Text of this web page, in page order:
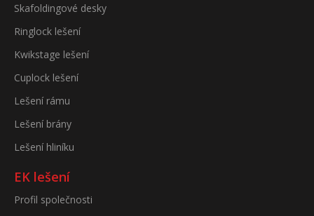
Skafoldingové desky
Ringlock lešení
Kwikstage lešení
Cuplock lešení
Lešení rámu
Lešení brány
Lešení hliníku
EK lešení
Profil společnosti